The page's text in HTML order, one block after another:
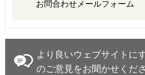
より良いウェブサイトに
のご意見をお聞かせくだ